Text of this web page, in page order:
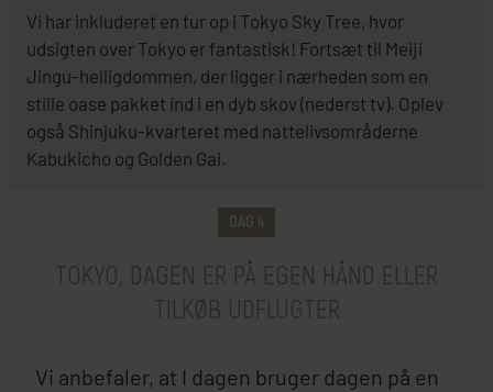
Vi har inkluderet en tur op i Tokyo Sky Tree, hvor
udsigten over Tokyo er fantastisk! Fortsæt til Meiji
Jingu-helligdommen, der ligger i nærheden som en
stille oase pakket ind i en dyb skov (nederst tv). Oplev
også Shinjuku-kvarteret med nattelivsområderne
Kabukicho og Golden Gai.
DAG 4
TOKYO, DAGEN ER PÅ EGEN HÅND ELLER
TILKØB UDFLUGTER
Vi anbefaler, at I dagen bruger dagen på en